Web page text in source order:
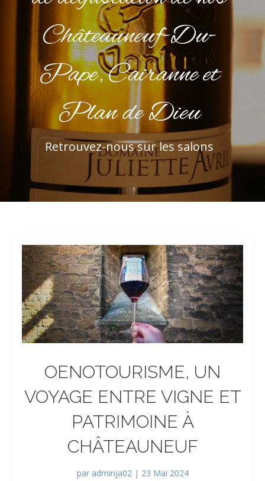
Châteauneuf-Du-
Pape, Cairanne et
Plan de Dieu
Retrouvez-nous sur les salons
OENOTOURISME, UN
VOYAGE ENTRE VIGNE ET
PATRIMOINE À
CHÂTEAUNEUF
par adminja02| 23 Mai 2024